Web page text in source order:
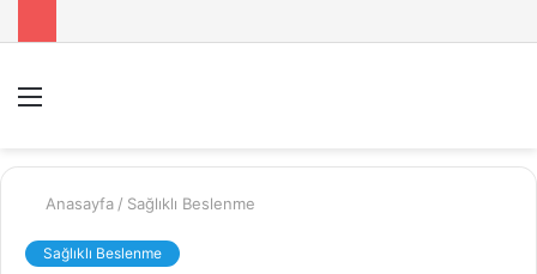
...
Anasayfa / Sağlıklı Beslenme
Sağlıklı Beslenme